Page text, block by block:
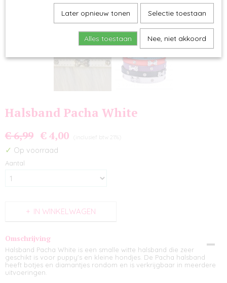
Halsband Pacha White
€ 6,99 € 4,00 (inclusief btw 21%)
✓ Op voorraad
Aantal
IN WINKELWAGEN
Omschrijving
Halsband Pacha White is een smalle witte halsband die zeer
geschikt is voor puppy's en kleine hondjes. De Pacha halsband
heeft botjes en diamantjes rondom en is verkrijgbaar in meerdere
uitvoeringen.
Later opnieuw tonen Selectie toestaan
Alles toestaan Nee, niet akkoord